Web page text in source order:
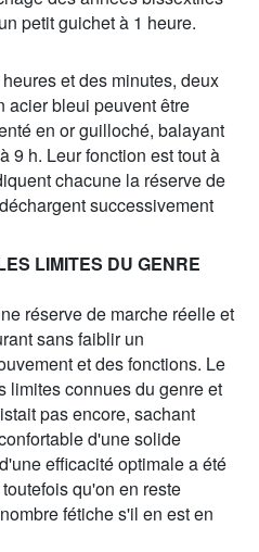
petit guichet à 1 heure.
et des minutes, deux
acier bleui peuvent être
en or guilloché, balayant
9 h. Leur fonction est tout à
chacune la réserve de
successivement
LIMITES DU GENRE
réserve de marche réelle et
sans faiblir un
et des fonctions. Le
limites connues du genre et
pas encore, sachant
d'une solide
efficacité optimale a été
qu'on en reste
fétiche s'il en est en